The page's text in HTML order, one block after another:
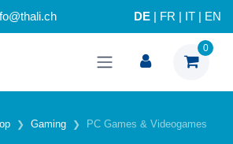
DE FR IT EN
0
Gaming PC Games & Videogames